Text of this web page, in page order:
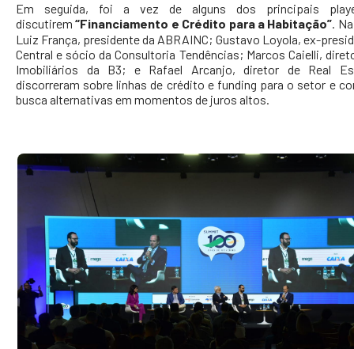
Em seguida, foi a vez de alguns dos principais
discutirem “Financiamento e Crédito para a Habitação”.
Luiz França, presidente da ABRAINC; Gustavo Loyola, ex-
Central e sócio da Consultoria Tendências; Marcos Caielli,
Imobiliários da B3; e Rafael Arcanjo, diretor de Real
discorreram sobre linhas de crédito e funding para o setor e
busca alternativas em momentos de juros altos.